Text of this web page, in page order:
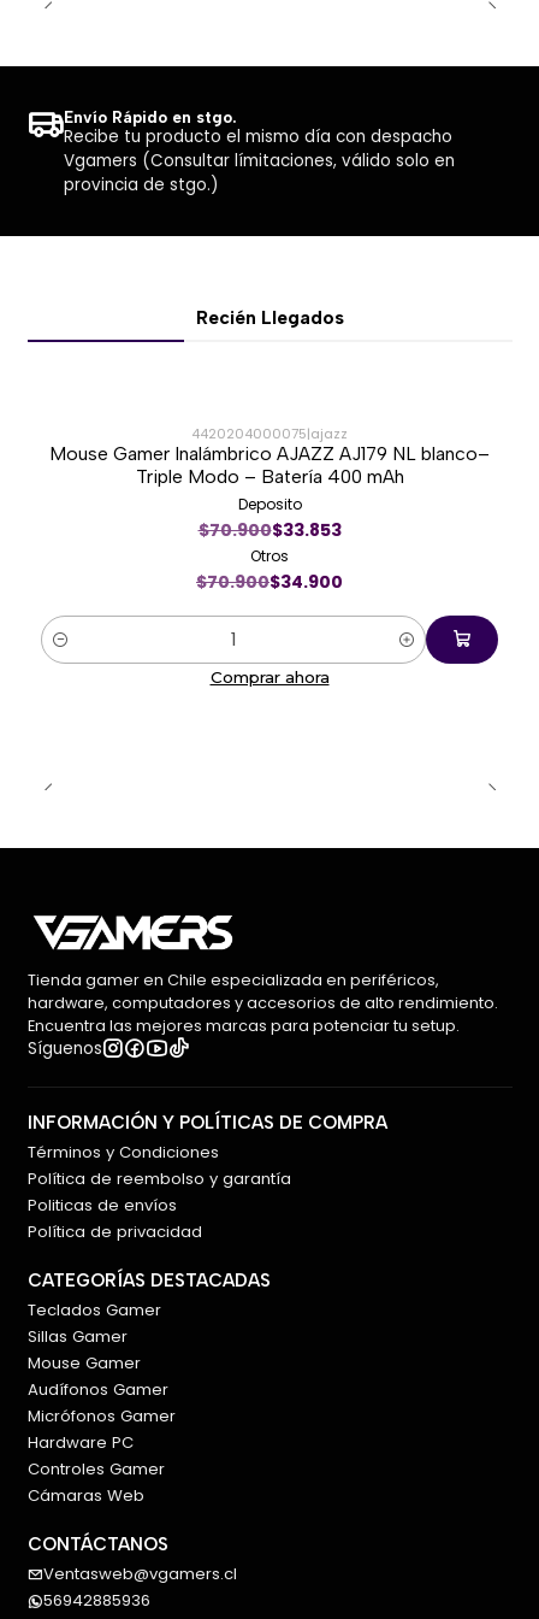
✔️ Evita interrupciones por batería baja
✔️ Carga más rápida y segura que cables
tradicionales
Envío Rápido en stgo.
Recibe tu producto el mismo día con despacho
Vgamers (Consultar límitaciones, válido solo en
provincia de stgo.)
Recién Llegados
-51%
4420204000075|ajazz
Mouse Gamer Inalámbrico AJAZZ AJ179 NL blanco–
Triple Modo – Batería 400 mAh
Deposito
$70.900$33.853
Otros
$70.900$34.900
Cantidad
Comprar ahora
Tienda gamer en Chile especializada en periféricos,
hardware, computadores y accesorios de alto rendimiento.
Encuentra las mejores marcas para potenciar tu setup.
Síguenos
INFORMACIÓN Y POLÍTICAS DE COMPRA
Términos y Condiciones
Política de reembolso y garantía
Politicas de envíos
Política de privacidad
CATEGORÍAS DESTACADAS
Teclados Gamer
Sillas Gamer
Mouse Gamer
Audífonos Gamer
Micrófonos Gamer
Hardware PC
Controles Gamer
Cámaras Web
CONTÁCTANOS
Ventasweb@vgamers.cl
56942885936